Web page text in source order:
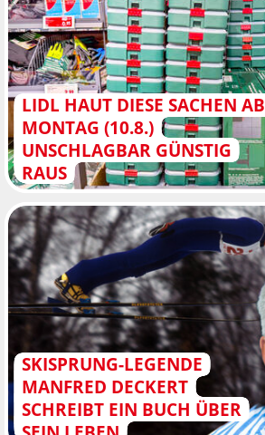
LIDL HAUT DIESE SACHEN AB
MONTAG (10.8.)
UNSCHLAGBAR GÜNSTIG
RAUS
SKISPRUNG-LEGENDE
MANFRED DECKERT
SCHREIBT EIN BUCH ÜBER